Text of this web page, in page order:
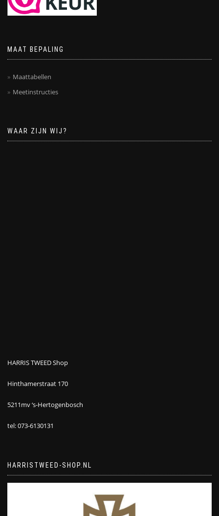
MAAT BEPALING
Maattabellen
Meetinstructies
WAAR ZIJN WIJ?
HARRIS TWEED Shop
Hinthamerstraat 170
5211mv ‘s-Hertogenbosch
tel: 073-6130131
HARRISTWEED-SHOP.NL